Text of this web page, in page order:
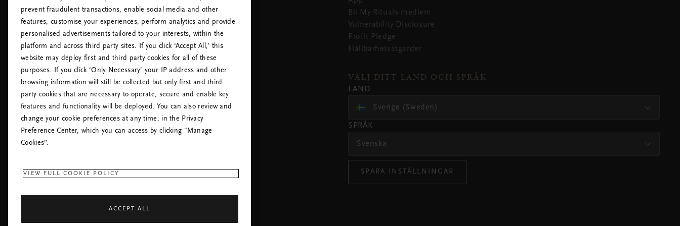
Rituals Sekretesspolicy
Rituals Husregler
Frånträda avtalet
Bli My Rituals-medlem
Vulnerability Disclosure
Profit Pledge
Hållbarhetsåtgärder
KUNDSERVICE:
+46 (0)840309911
Lokal taxa
RITUALS APP
VÄLJ DITT LAND OCH SPRÅK
LAND
Sverige (Sweden)
SPRÅK
Svenska
SPARA INSTÄLLNINGAR
prevent fraudulent transactions, enable social media and other
features, customise your experiences, perform analytics and provide
personalised advertisements tailored to your interests, within the
platform and across third party sites. If you click ‘Accept All,’ this
website may deploy first and third party cookies for all of these
purposes. If you click ‘Only Necessary’ your IP address and other
browsing information will still be collected but only first and third
party cookies that are necessary to operate, secure and enable key
features and functionality will be deployed. You can also review and
change your cookie preferences at any time, in the Privacy
Preference Center, which you can access by clicking "Manage
Cookies”.
VIEW FULL COOKIE POLICY
ACCEPT ALL